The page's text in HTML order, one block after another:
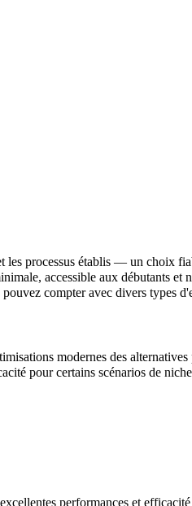
les processus établis — un choix
accessible aux débutants et
compter avec divers types
modernes des alternatives
pour certains scénarios de
performances et